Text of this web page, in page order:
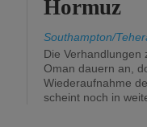
Hormuz
Southampton/
Die Verhandlungen
Oman dauern an,
Wiederaufnahme
scheint noch in